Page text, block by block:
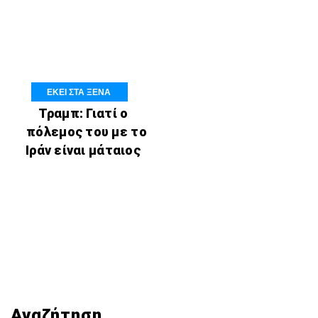
ΕΚΕΙ ΣΤΑ ΞΕΝΑ
Τραμπ: Γιατί ο
πόλεμος του με το
Ιράν είναι μάταιος